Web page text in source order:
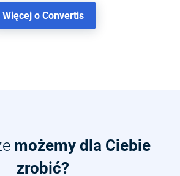
Więcej o Convertis
możemy dla Ciebie
zrobić?